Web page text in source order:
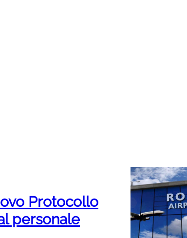
Protocollo
personale